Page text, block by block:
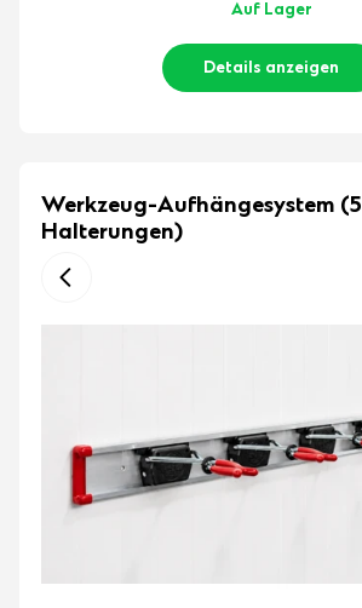
Auf Lager
Details anzeigen
Werkzeug-Aufhängesystem (5
Halterungen)